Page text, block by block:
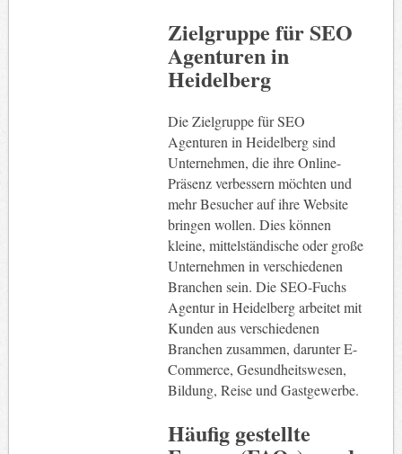
Zielgruppe für SEO
Agenturen in
Heidelberg
Die Zielgruppe für SEO
Agenturen in Heidelberg sind
Unternehmen, die ihre Online-
Präsenz verbessern möchten und
mehr Besucher auf ihre Website
bringen wollen. Dies können
kleine, mittelständische oder große
Unternehmen in verschiedenen
Branchen sein. Die SEO-Fuchs
Agentur in Heidelberg arbeitet mit
Kunden aus verschiedenen
Branchen zusammen, darunter E-
Commerce, Gesundheitswesen,
Bildung, Reise und Gastgewerbe.
Häufig gestellte